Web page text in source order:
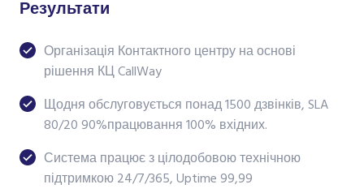
Результати
Організація Контактного центру на основі
рішення КЦ CallWay
Щодня обслуговується понад 1500 дзвінків, SLA
80/20 90%працювання 100% вхідних.
Система працює з цілодобовою технічною
підтримкою 24/7/365, Uptime 99,99